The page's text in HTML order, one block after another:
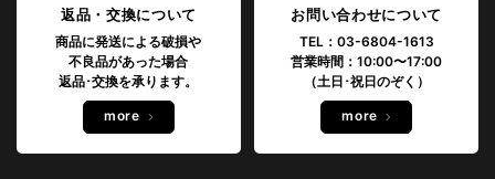
返品・交換について
商品に発送による破損や
不良品があった場合
返品･交換を承ります。
more
お問い合わせについて
TEL：03-6804-1613
営業時間：10:00〜17:00
（土日･祝日のぞく）
more